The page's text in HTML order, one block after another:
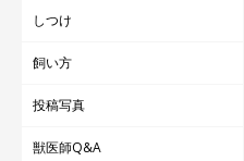
しつけ
飼い方
投稿写真
獣医師Q&A